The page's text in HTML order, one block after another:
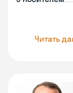
Читать